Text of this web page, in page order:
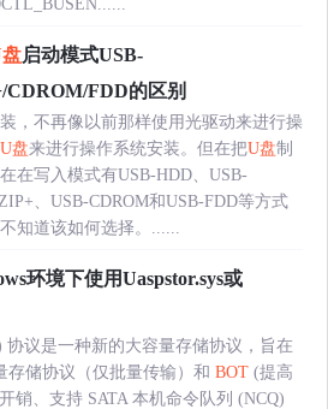
启动模式USB-
FDD的区别
，不再像以前那样使用光驱动来进行操
U盘来进行操作系统安装。但在把U盘制
在写入模式有USB-HDD、USB-
、USB-CDROM和USB-FDD等方式
知道该如何选择。......
环境下使用Uaspstor.sys或
协议是一种新的大容量存储协议，旨在
存储协议（仅批量传输）和 BOT (提高
销、支持 SATA 本机命令队列 (NCQ)